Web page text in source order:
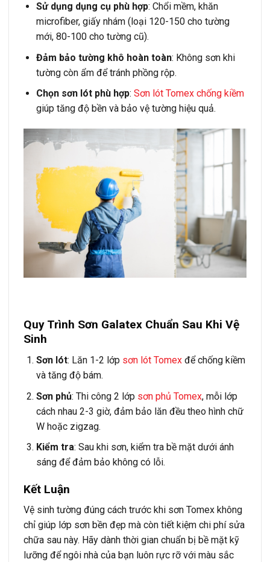
Sử dụng dụng cụ phù hợp: Chổi mềm, khăn
microfiber, giấy nhám (loại 120-150 cho tường
mới, 80-100 cho tường cũ).
Đảm bảo tường khô hoàn toàn: Không sơn khi
tường còn ẩm để tránh phồng rộp.
Chọn sơn lót phù hợp: Sơn lót Tomex chống kiềm
giúp tăng độ bền và bảo vệ tường hiệu quả.
Quy Trình Sơn Galatex Chuẩn Sau Khi Vệ
Sinh
Sơn lót: Lăn 1-2 lớp sơn lót Tomexđể chống kiềm
và tăng độ bám.
Sơn phủ: Thi công 2 lớp sơn phủ Tomex, mỗi lớp
cách nhau 2-3 giờ, đảm bảo lăn đều theo hình chữ
W hoặc zigzag.
Kiểm tra: Sau khi sơn, kiểm tra bề mặt dưới ánh
sáng để đảm bảo không có lỗi.
Kết Luận
Vệ sinh tường đúng cách trước khi sơn Tomex không
chỉ giúp lớp sơn bền đẹp mà còn tiết kiệm chi phí sửa
chữa sau này. Hãy dành thời gian chuẩn bị bề mặt kỹ
lưỡng để ngôi nhà của bạn luôn rực rỡ với màu sắc